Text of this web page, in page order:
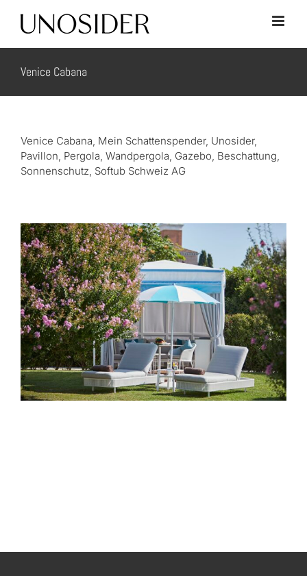
content
Venice Cabana
Venice Cabana, Mein Schattenspender, Unosider,
Pavillon, Pergola, Wandpergola, Gazebo, Beschattung,
Sonnenschutz, Softub Schweiz AG